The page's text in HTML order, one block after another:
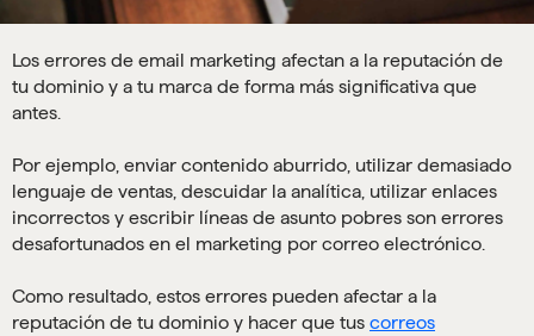
Los errores de email marketing afectan a la reputación de
tu dominio y a tu marca de forma más significativa que
antes.
Por ejemplo, enviar contenido aburrido, utilizar demasiado
lenguaje de ventas, descuidar la analítica, utilizar enlaces
incorrectos y escribir líneas de asunto pobres son errores
desafortunados en el marketing por correo electrónico.
Como resultado, estos errores pueden afectar a la
reputación de tu dominio y hacer que tus correos